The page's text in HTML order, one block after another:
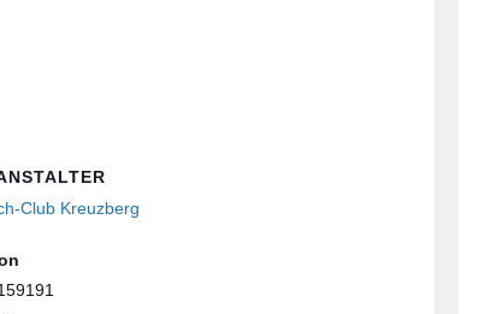
Club Kreuzberg